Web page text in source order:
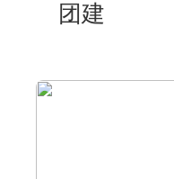
团建